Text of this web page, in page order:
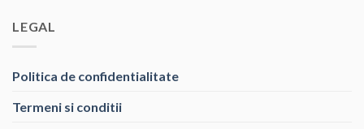
LEGAL
Politica de confidentialitate
Termeni si conditii